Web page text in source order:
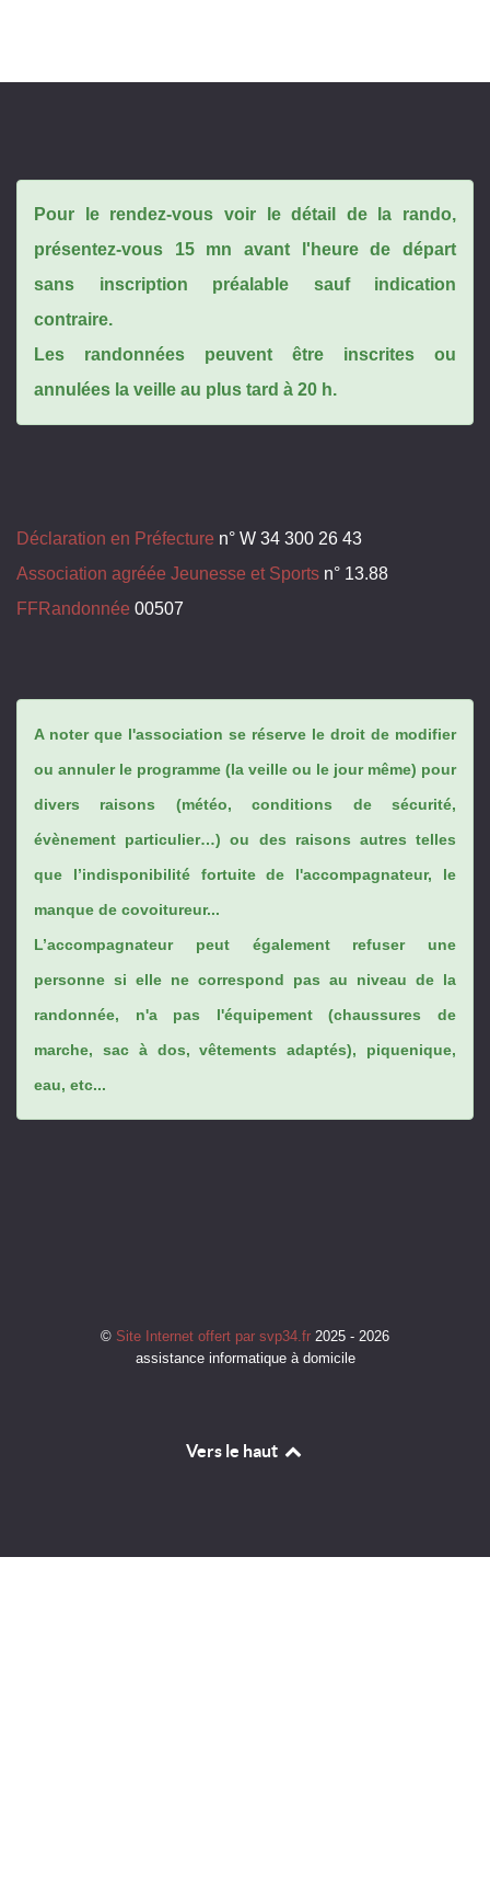
Pour le rendez-vous voir le détail de la rando,
présentez-vous 15 mn avant l'heure de départ
sans inscription préalable sauf indication
contraire.
Les randonnées peuvent être inscrites ou
annulées la veille au plus tard à 20 h.
Déclaration en Préfecture n° W 34 300 26 43
Association agréée Jeunesse et Sports n° 13.88
FFRandonnée 00507
A noter que l'association se réserve le droit de modifier
ou annuler le programme (la veille ou le jour même) pour
divers raisons (météo, conditions de sécurité,
évènement particulier…) ou des raisons autres telles
que l’indisponibilité fortuite de l'accompagnateur, le
manque de covoitureur...
L’accompagnateur peut également refuser une
personne si elle ne correspond pas au niveau de la
randonnée, n'a pas l'équipement (chaussures de
marche, sac à dos, vêtements adaptés), piquenique,
eau, etc...
© Site Internet offert par svp34.fr 2025 - 2026
assistance informatique à domicile
Vers le haut